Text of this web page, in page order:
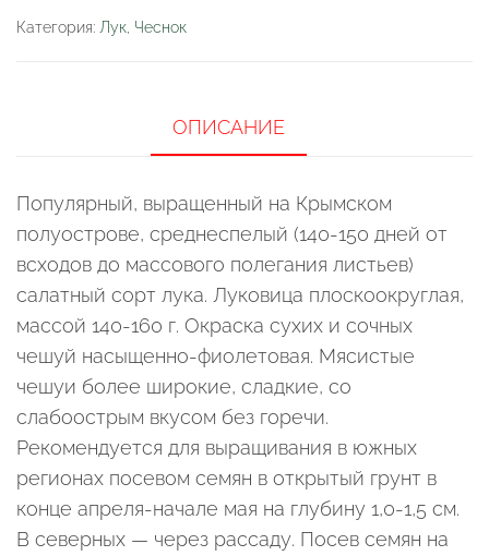
репчатый
Категория: Лук, Чеснок
ОПИСАНИЕ
Популярный, выращенный на Крымском
полуострове, среднеспелый (140-150 дней от
всходов до массового полегания листьев)
салатный сорт лука. Луковица плоскоокруглая,
массой 140-160 г. Окраска сухих и сочных
чешуй насыщенно-фиолетовая. Мясистые
чешуи более широкие, сладкие, со
слабоострым вкусом без горечи.
Рекомендуется для выращивания в южных
регионах посевом семян в открытый грунт в
конце апреля-начале мая на глубину 1,0-1,5 см.
В северных — через рассаду. Посев семян на